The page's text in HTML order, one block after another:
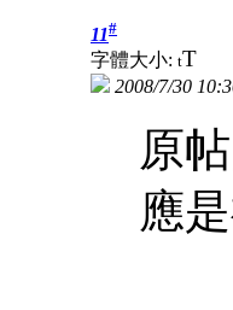
11#
字體大小: tT
2008/7/30
原
應